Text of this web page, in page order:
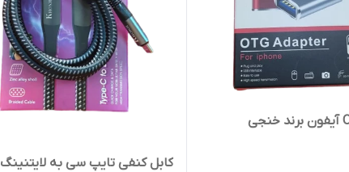
کابل کنفی تایپ سی به لایتنینگ